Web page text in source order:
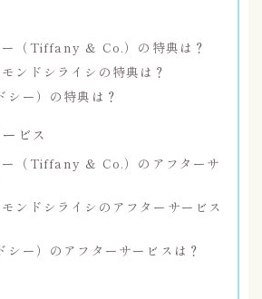
ー（Tiffany & Co.）の特典は？
ンドシライシの特典は？
ー）の特典は？
ビス
ー（Tiffany & Co.）のアフターサ
ンドシライシのアフターサービス
ー）のアフターサービスは？